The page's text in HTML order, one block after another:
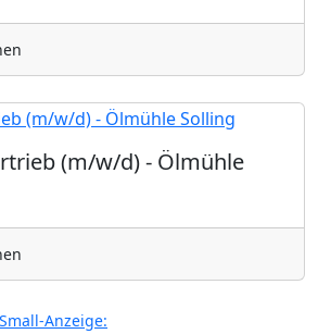
(m/w/d) - Ölmühle